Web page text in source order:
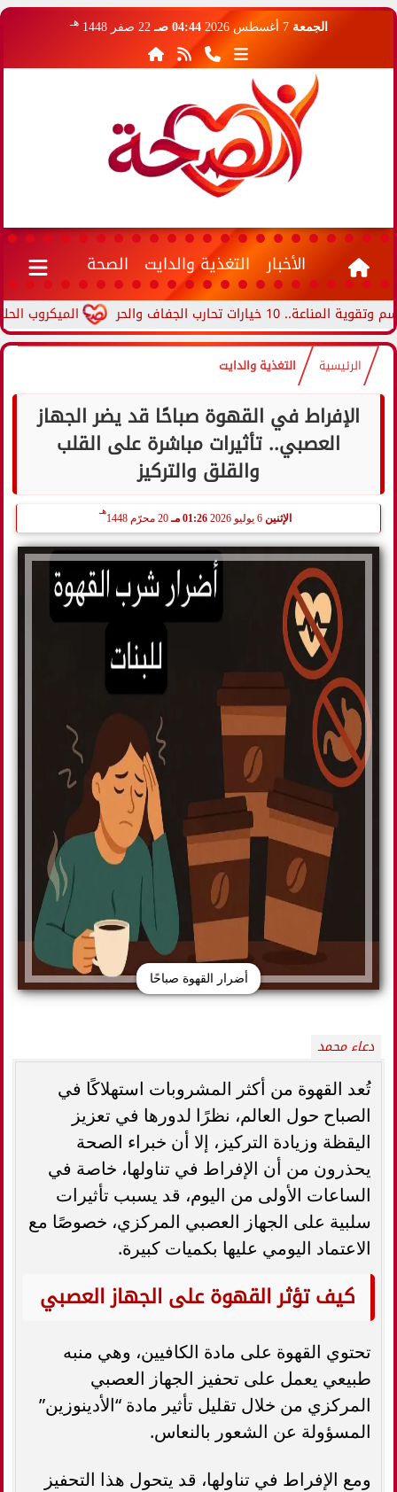
الجمعة 7 أغسطس 2026 04:44 صـ 22 صفر 1448 هـ
الأخبار التغذية والدايت الصحة
الميكروب تحارب الجفاف والحر
الرئيسية التغذية والدايت
الإفراط في القهوة صباحًا قد يضر الجهاز
العصبي.. تأثيرات مباشرة على القلب
والقلق والتركيز
الإثنين 6 يوليو 2026 01:26 مـ 20 محرّم 1448
هـ
أضرار القهوة صباحًا
دعاء محمد
تُعد القهوة من أكثر المشروبات استهلاكًا في
الصباح حول العالم، نظرًا لدورها في تعزيز
اليقظة وزيادة التركيز، إلا أن خبراء الصحة
يحذرون من أن الإفراط في تناولها، خاصة في
الساعات الأولى من اليوم، قد يسبب تأثيرات
سلبية على الجهاز العصبي المركزي، خصوصًا مع
الاعتماد اليومي عليها بكميات كبيرة.
كيف تؤثر القهوة على الجهاز العصبي
تحتوي القهوة على مادة الكافيين، وهي منبه
طبيعي يعمل على تحفيز الجهاز العصبي
المركزي من خلال تقليل تأثير مادة “الأدينوزين”
المسؤولة عن الشعور بالنعاس.
ومع الإفراط في تناولها، قد يتحول هذا التحفيز